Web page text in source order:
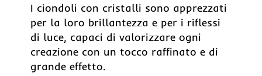
I ciondoli con cristalli sono apprezzati
per la loro brillantezza e per i riflessi
di luce, capaci di valorizzare ogni
creazione con un tocco raffinato e di
grande effetto.